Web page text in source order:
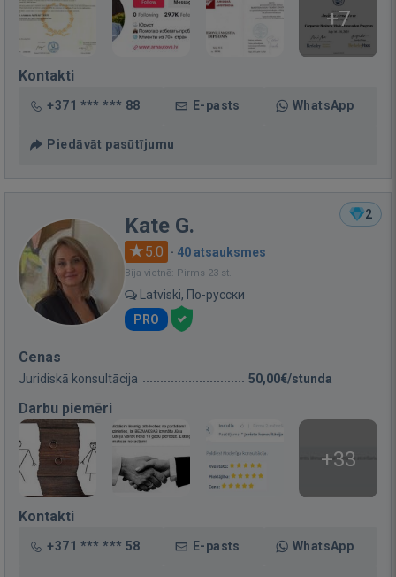
+7
Kontakti
+371 *** *** 88 E-pasts WhatsApp
Piedāvāt pasūtījumu
2
Kate G.
5.0 · 40 atsauksmes
Bija vietnē: Pirms 23 st.
Latviski, По-русски
PRO
Cenas
Juridiskā konsultācija 50,00€/stunda
Darbu piemēri
+33
Kontakti
+371 *** *** 58 E-pasts WhatsApp